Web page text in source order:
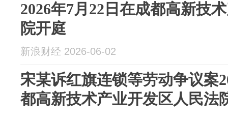
2026年7月22日在成都高新技
院开庭
新浪财经 2026-06-02
宋某诉红旗连锁等劳动争议案
都高新技术产业开发区人民法